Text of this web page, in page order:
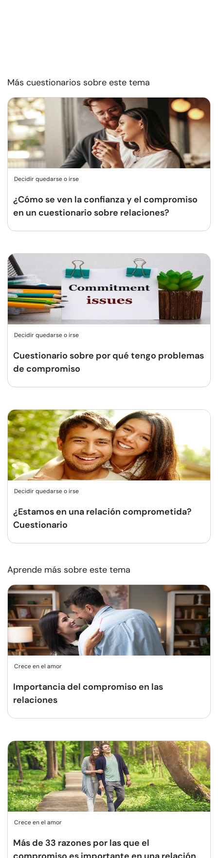
Más cuestionarios sobre este tema
Decidir quedarse o irse
¿Cómo se ven la confianza y el compromiso
en un cuestionario sobre relaciones?
Decidir quedarse o irse
Cuestionario sobre por qué tengo problemas
de compromiso
Decidir quedarse o irse
¿Estamos en una relación comprometida?
Cuestionario
Aprende más sobre este tema
Crece en el amor
Importancia del compromiso en las
relaciones
Crece en el amor
Más de 33 razones por las que el